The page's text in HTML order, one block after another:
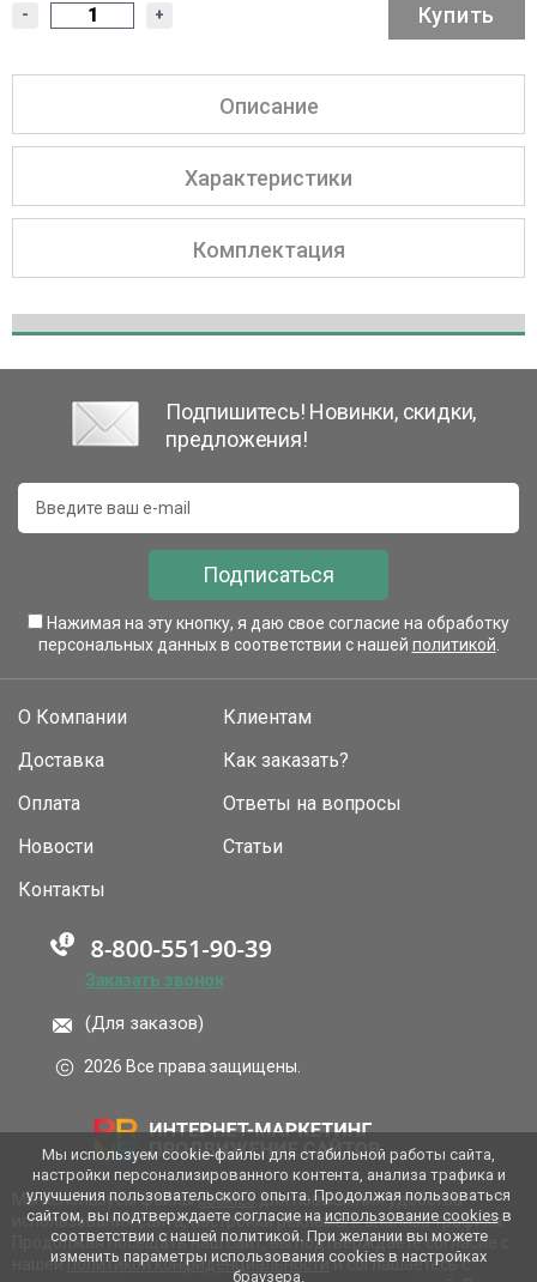
- + Купить
Описание
Характеристики
Комплектация
Подпишитесь! Новинки, скидки,
предложения!
Подписаться
Нажимая на эту кнопку, я даю свое согласие на обработку
персональных данных в соответствии с нашей политикой
О Компании
Доставка
Оплата
Новости
Клиентам
Как заказать?
Ответы на вопросы
Статьи
Контакты
Заказать звонок
(Для заказов)
2026 Все права защищены.
Мы используем файлыcookies для повышения удобства
использования сайта, настройки рекламы и анализа трафика.
Продолжая посещать наш сайт, вы подтверждаете согласие с
нашейполитикой конфиденциальностии соглашаетесь с
Мы используем cookie-файлы для стабильной работы сайта,
настройки персонализированного контента, анализа трафика и
улучшения пользовательского опыта. Продолжая пользоваться
сайтом, вы подтверждаете согласие на использование cookiesв
соответствии с нашей политикой. При желании вы можете
изменить параметры использования cookies в настройках
браузера.